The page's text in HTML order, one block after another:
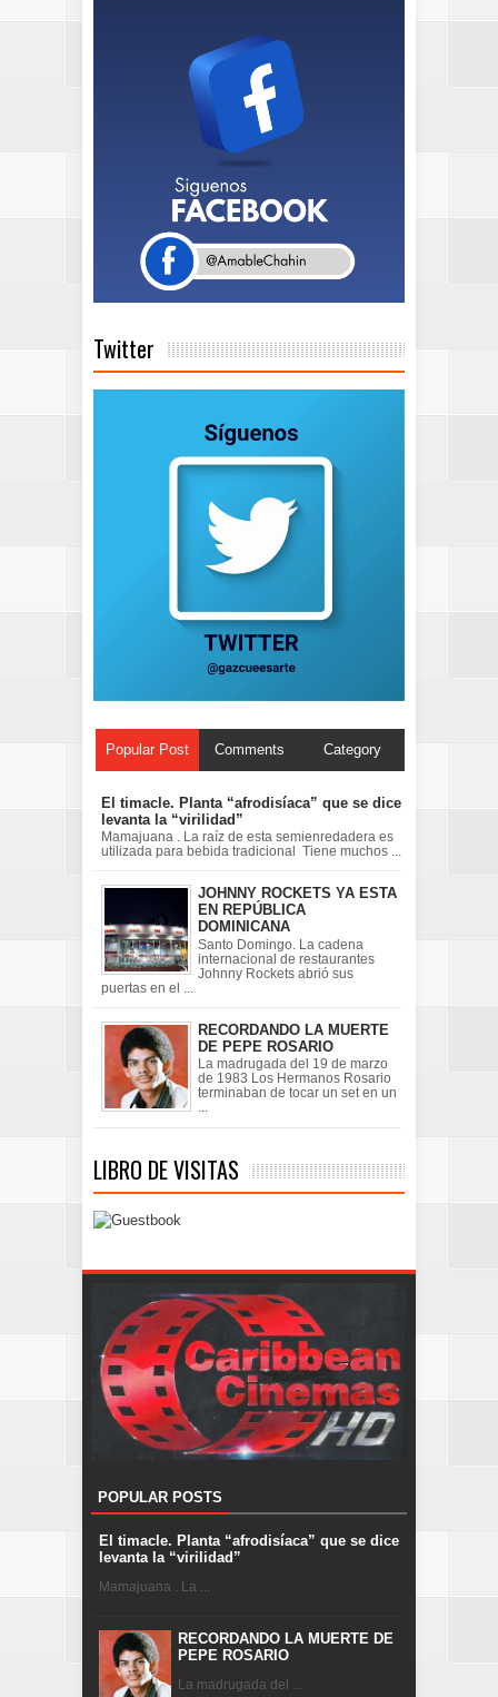
Twitter
Popular Post Comments Category
El timacle. Planta “afrodisíaca” que se dice
levanta la “virilidad”
Mamajuana . La raíz de esta semienredadera es
utilizada para bebida tradicional Tiene muchos ...
JOHNNY ROCKETS YA ESTA
EN REPÚBLICA
DOMINICANA
Santo Domingo. La cadena
internacional de restaurantes
Johnny Rockets abrió sus
puertas en el ...
RECORDANDO LA MUERTE
DE PEPE ROSARIO
La madrugada del 19 de marzo
de 1983 Los Hermanos Rosario
terminaban de tocar un set en un
...
LIBRO DE VISITAS
POPULAR POSTS
El timacle. Planta “afrodisíaca” que se dice
levanta la “virilidad”
Mamajuana . La ...
RECORDANDO LA MUERTE DE
PEPE ROSARIO
La madrugada del ...